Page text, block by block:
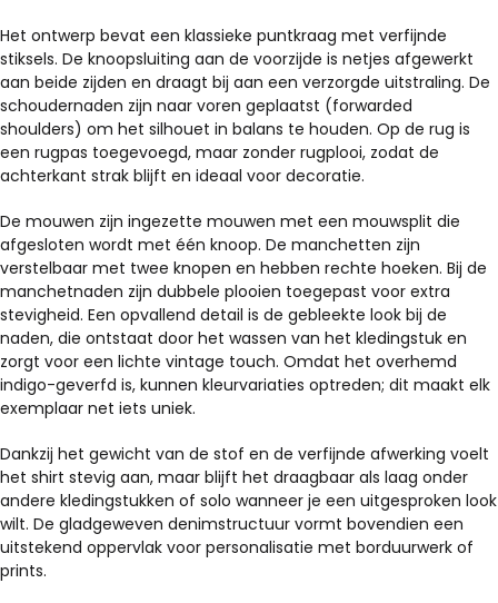
Het ontwerp bevat een klassieke puntkraag met verfijnde
stiksels. De knoopsluiting aan de voorzijde is netjes afgewerkt
aan beide zijden en draagt bij aan een verzorgde uitstraling. De
schoudernaden zijn naar voren geplaatst (forwarded
shoulders) om het silhouet in balans te houden. Op de rug is
een rugpas toegevoegd, maar zonder rugplooi, zodat de
achterkant strak blijft en ideaal voor decoratie.
De mouwen zijn ingezette mouwen met een mouwsplit die
afgesloten wordt met één knoop. De manchetten zijn
verstelbaar met twee knopen en hebben rechte hoeken. Bij de
manchetnaden zijn dubbele plooien toegepast voor extra
stevigheid. Een opvallend detail is de gebleekte look bij de
naden, die ontstaat door het wassen van het kledingstuk en
zorgt voor een lichte vintage touch. Omdat het overhemd
indigo-geverfd is, kunnen kleurvariaties optreden; dit maakt elk
exemplaar net iets uniek.
Dankzij het gewicht van de stof en de verfijnde afwerking voelt
het shirt stevig aan, maar blijft het draagbaar als laag onder
andere kledingstukken of solo wanneer je een uitgesproken look
wilt. De gladgeweven denimstructuur vormt bovendien een
uitstekend oppervlak voor personalisatie met borduurwerk of
prints.